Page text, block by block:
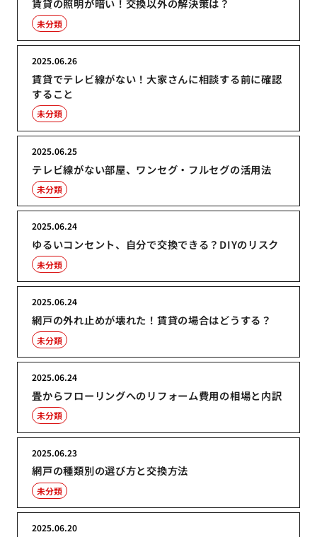
賃貸の照明が暗い！交換以外の解決策は？
未分類
賃貸でテレビ線がない！大家さんに相談する前に確認
すること
2025.06.26
未分類
テレビ線がない部屋、ワンセグ・フルセグの活用法
2025.06.25
未分類
ゆるいコンセント、自分で交換できる？DIYのリスク
2025.06.24
未分類
網戸の外れ止めが壊れた！賃貸の場合はどうする？
2025.06.24
未分類
畳からフローリングへのリフォーム費用の相場と内訳
2025.06.24
未分類
網戸の種類別の選び方と交換方法
2025.06.23
未分類
2025.06.20